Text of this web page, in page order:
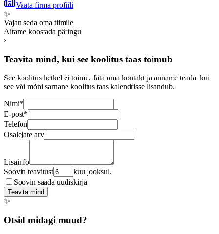
Vaata firma profiili
✨
Vajan seda oma tiimile
Aitame koostada päringu
›
Teavita mind, kui see koolitus taas toimub
See koolitus hetkel ei toimu. Jäta oma kontakt ja anname teada, kui
see või mõni sarnane koolitus taas kalendrisse lisandub.
Nimi*
E-post*
Telefon
Osalejate arv
Lisainfo
Soovin teavitust
kuu jooksul.
Soovin saada uudiskirja
Teavita mind
✨
Otsid midagi muud?